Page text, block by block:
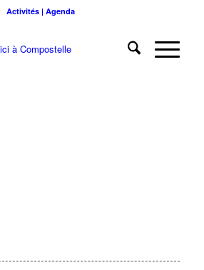
Activités | Agenda